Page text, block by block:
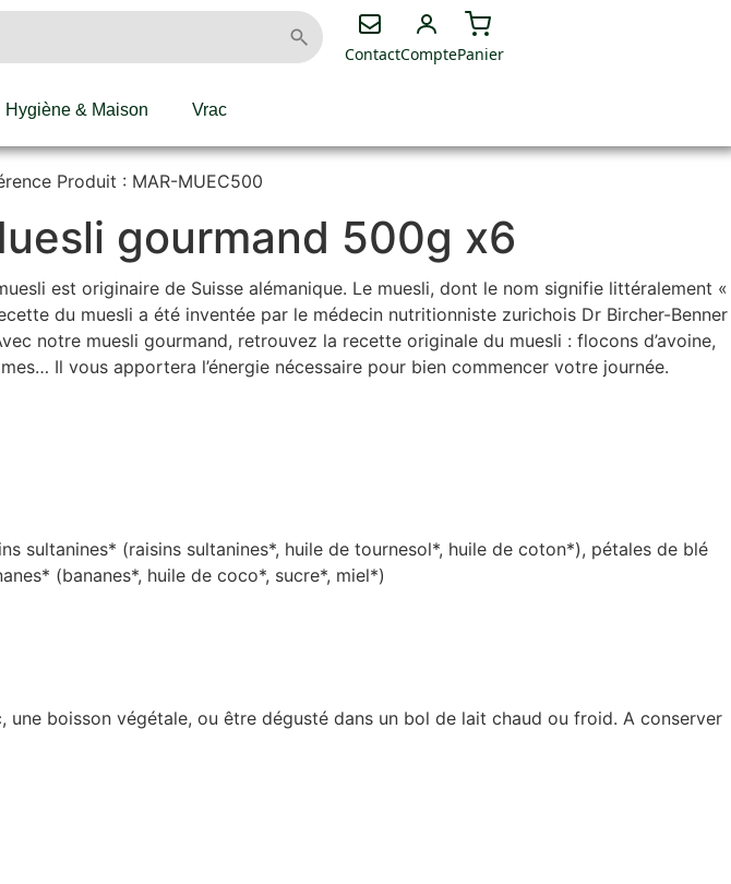
ContactComptePanier
Hygiène & Maison Vrac
Produit : MAR-MUEC500
gourmand 500g x6
est originaire de Suisse alémanique. Le muesli, dont le nom signifie littéralement «
du muesli a été inventée par le médecin nutritionniste zurichois Dr Bircher-Benner
notre muesli gourmand, retrouvez la recette originale du muesli : flocons d’avoine,
Il vous apportera l’énergie nécessaire pour bien commencer votre journée.
sultanines* (raisins sultanines*, huile de tournesol*, huile de coton*), pétales de blé
(bananes*, huile de coco*, sucre*, miel*)
boisson végétale, ou être dégusté dans un bol de lait chaud ou froid. A conserver